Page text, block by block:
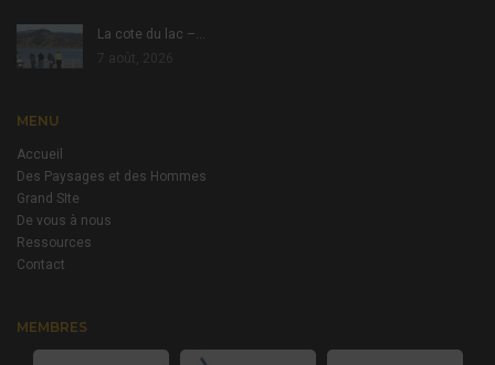
La cote du lac –…
MENU
Accueil
Des Paysages et des Hommes
Grand SIte
De vous à nous
Ressources
Contact
MEMBRES